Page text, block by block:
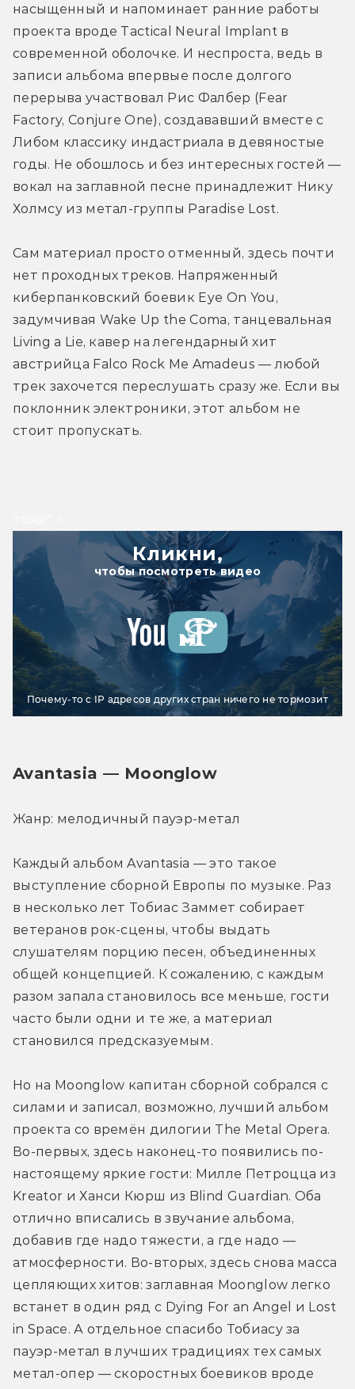
насыщенный и напоминает ранние работы
проекта вроде Tactical Neural Implant в
современной оболочке. И неспроста, ведь в
записи альбома впервые после долгого
перерыва участвовал Рис Фалбер (Fear
Factory, Conjure One), создававший вместе с
Либом классику индастриала в девяностые
годы. Не обошлось и без интересных гостей —
вокал на заглавной песне принадлежит Нику
Холмсу из метал-группы Paradise Lost.
Сам материал просто отменный, здесь почти
нет проходных треков. Напряженный
киберпанковский боевик Eye On You,
задумчивая Wake Up the Coma, танцевальная
Living a Lie, кавер на легендарный хит
австрийца Falco Rock Me Amadeus — любой
трек захочется переслушать сразу же. Если вы
поклонник электроники, этот альбом не
стоит пропускать.
Кликни,
чтобы посмотреть видео
Почему-то с IP адресов других стран ничего не тормозит
Avantasia — Moonglow
Жанр: мелодичный пауэр-метал
Каждый альбом Avantasia — это такое
выступление сборной Европы по музыке. Раз
в несколько лет Тобиас Заммет собирает
ветеранов рок-сцены, чтобы выдать
слушателям порцию песен, объединенных
общей концепцией. К сожалению, с каждым
разом запала становилось все меньше, гости
часто были одни и те же, а материал
становился предсказуемым.
Но на Moonglow капитан сборной собрался с
силами и записал, возможно, лучший альбом
проекта со времён дилогии The Metal Opera.
Во-первых, здесь наконец-то появились по-
настоящему яркие гости: Милле Петроцца из
Kreator и Ханси Кюрш из Blind Guardian. Оба
отлично вписались в звучание альбома,
добавив где надо тяжести, а где надо —
атмосферности. Во-вторых, здесь снова масса
цепляющих хитов: заглавная Moonglow легко
встанет в один ряд с Dying For an Angel и Lost
in Space. А отдельное спасибо Тобиасу за
пауэр-метал в лучших традициях тех самых
метал-опер — скоростных боевиков вроде